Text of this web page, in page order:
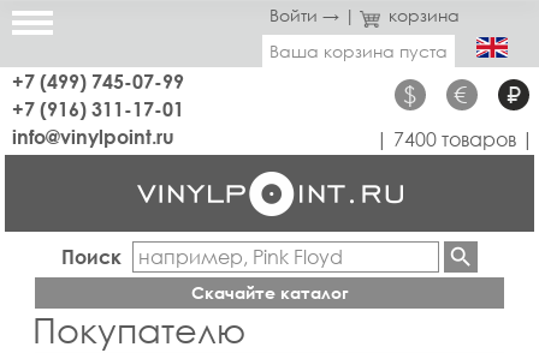
Войти → |
корзина
Ваша корзина пуста
+7 (499) 745-07-99
+7 (916) 311-17-01
$ € ₽
info@vinylpoint.ru | 7400 товаров |
Поиск
Скачайте каталог
Покупателю